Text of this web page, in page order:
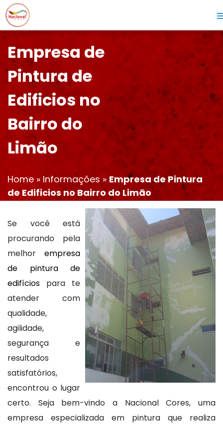
Empresa de
Pintura de
Edificios no
Bairro do
Limão
Home » Informações » Empresa de Pintura
de Edificios no Bairro do Limão
Se você está
procurando pela
melhor empresa
de pintura de
edifícios para te
atender com
qualidade,
agilidade,
segurança e
resultados
satisfatórios,
encontrou o lugar
certo. Seja bem-vindo a Nacional Cores, uma
empresa especializada em pintura que realiza